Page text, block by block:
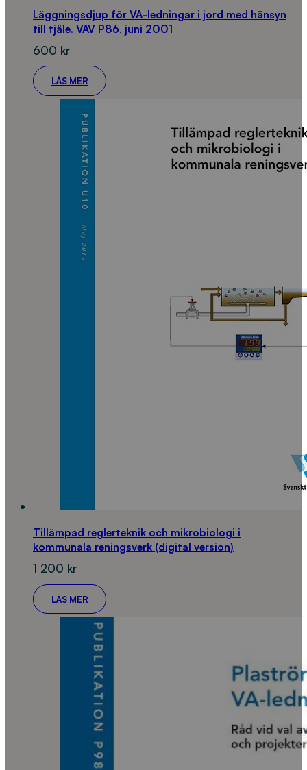
Läggningsdjup för VA-ledningar i jord med hänsyn
till tjäle. VAV P86, juni 2001
600 kr
LÄS MER
Tillämpad reglerteknik och mikrobiologi i
kommunala reningsverk (digital version)
1 200 kr
LÄS MER